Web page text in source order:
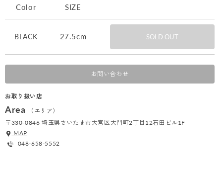
Color SIZE
BLACK 27.5cm SOLD OUT
お問い合わせ
お取り扱い店
Area
（エリア）
〒330-0846 埼玉県さいたま市大宮区大門町2丁目12石田ビル1F
MAP
048-658-5552